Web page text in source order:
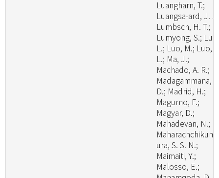
Luangharn, T.;
Luangsa-ard, J.
Lumbsch, H. T.;
Lumyong, S.;
L.; Luo, M.; Luo,
L.; Ma, J.;
Machado, A. R.;
Madagammana,
D.; Madrid, H.;
Magurno, F.;
Magyar, D.;
Mahadevan, N.;
ura, S. S. N.;
Maimaiti, Y.;
Malosso, E.;